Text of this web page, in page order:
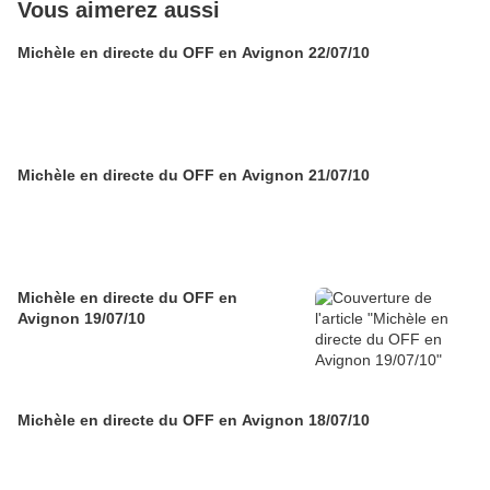
Vous aimerez aussi
Michèle en directe du OFF en Avignon 22/07/10
Michèle en directe du OFF en Avignon 21/07/10
Michèle en directe du OFF en
Avignon 19/07/10
Michèle en directe du OFF en Avignon 18/07/10